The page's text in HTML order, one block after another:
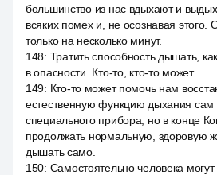
большинство из нас вдыхают и
всяких помех и, не осознавая этого.
только на несколько минут.
148: Тратить способность дышать,
в опасности. Кто-то, кто-то может
149: Кто-то может помочь нам
естественную функцию дыхания
специального прибора, но в конце
продолжать нормальную, здоровую
дышать само.
150: Самостоятельно человека